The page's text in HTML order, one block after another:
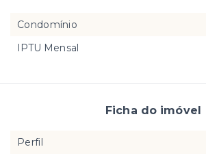
Condomínio
IPTU Mensal
Ficha do imóvel
Perfil